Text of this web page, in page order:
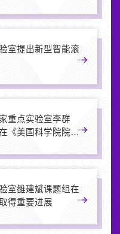
室提出新型智能滚
重点实验室李群
《美国科学院院
室雒建斌课题组在
得重要进展